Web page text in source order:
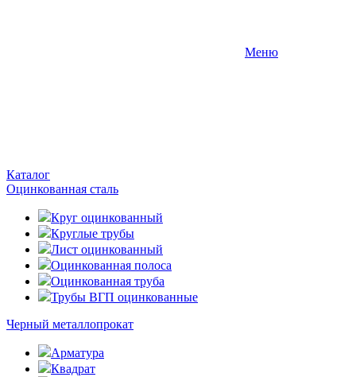
Меню
Каталог
Оцинкованная сталь
Круг оцинкованный
Круглые трубы
Лист оцинкованный
Оцинкованная полоса
Оцинкованная труба
Трубы ВГП оцинкованные
Черный металлопрокат
Арматура
Квадрат